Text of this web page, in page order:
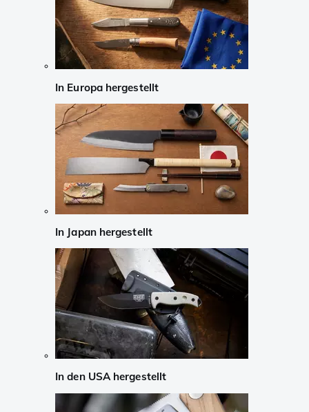
In Europa hergestellt
In Japan hergestellt
In den USA hergestellt